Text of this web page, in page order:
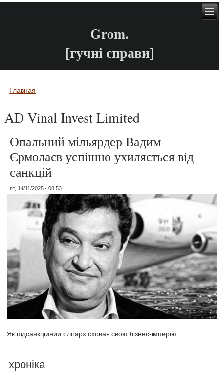
Grom.
[гучні справи]
Вы здесь
Главная
AD Vinal Invest Limited
Опальний мільярдер Вадим
Єрмолаєв успішно ухиляється від
санкцій
пт, 14/11/2025 - 08:53
Як підсанкційний олігарх сховав свою бізнес-імперію.
хроніка